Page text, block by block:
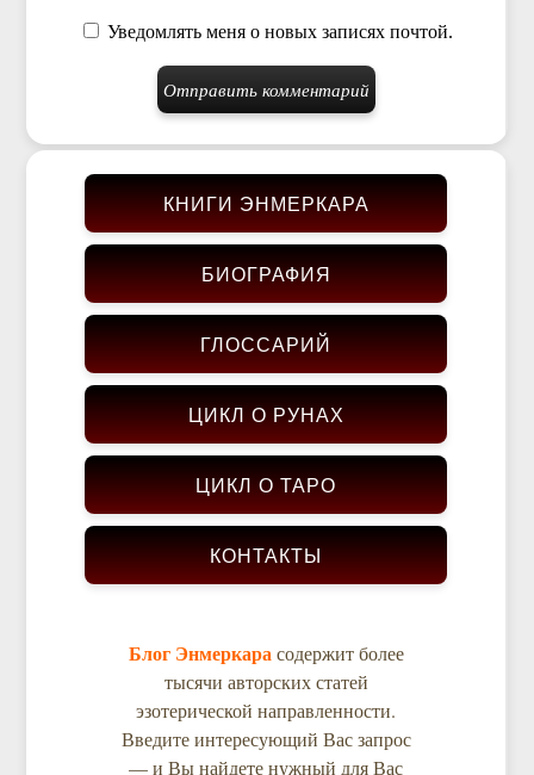
Уведомлять меня о новых записях почтой.
КНИГИ ЭНМЕРКАРА
БИОГРАФИЯ
ГЛОССАРИЙ
ЦИКЛ О РУНАХ
ЦИКЛ О ТАРО
КОНТАКТЫ
Блог Энмеркара содержит более
тысячи авторских статей
эзотерической направленности.
Введите интересующий Вас запрос
— и Вы найдете нужный для Вас